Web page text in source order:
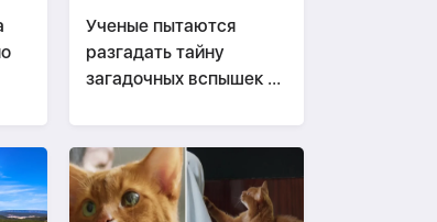
Ученые пытаются
разгадать тайну
загадочных вспышек в